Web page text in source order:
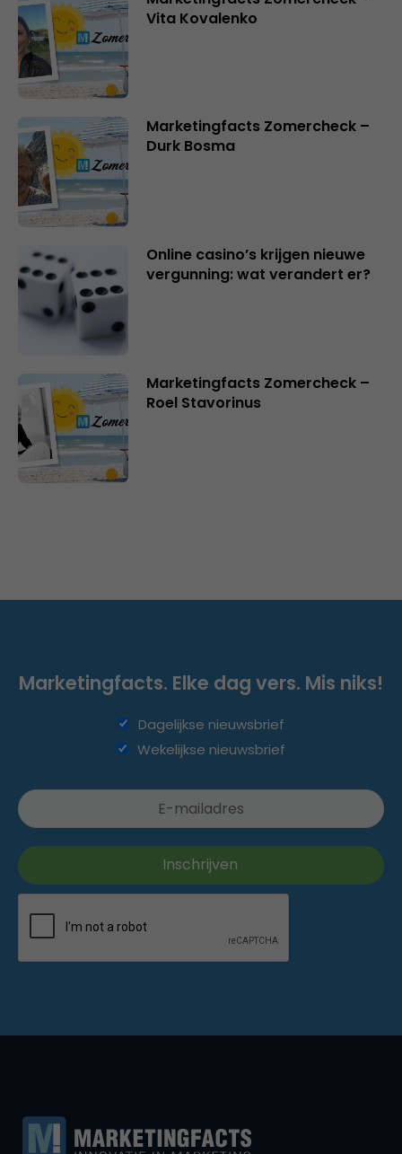
Vita Kovalenko
Marketingfacts Zomercheck –
Durk Bosma
Online casino’s krijgen nieuwe
vergunning: wat verandert er?
Marketingfacts Zomercheck –
Roel Stavorinus
Marketingfacts. Elke dag vers. Mis niks!
Dagelijkse nieuwsbrief
Wekelijkse nieuwsbrief